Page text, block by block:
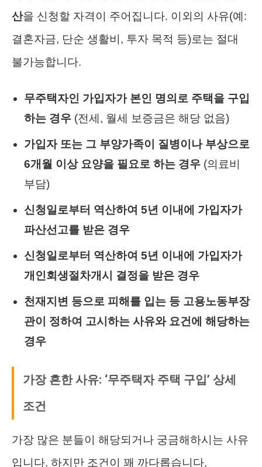
산을 신청할 자격이 주어집니다. 이외의 사유(예:
결혼자금, 단순 생활비, 투자 목적 등)로는 절대
불가능합니다.
무주택자인 가입자가 본인 명의로 주택을 구입
하는 경우 (전세, 월세 보증금은 해당 없음)
가입자 또는 그 부양가족이 질병이나 부상으로
6개월 이상 요양을 필요로 하는 경우 (의료비
부담)
신청일로부터 역산하여 5년 이내에 가입자가
파산선고를 받은 경우
신청일로부터 역산하여 5년 이내에 가입자가
개인회생절차개시 결정을 받은 경우
천재지변 등으로 피해를 입는 등 고용노동부장
관이 정하여 고시하는 사유와 요건에 해당하는
경우
가장 흔한 사유: ‘무주택자 주택 구입’ 상세
조건
가장 많은 분들이 해당되거나 궁금해하시는 사유
입니다. 하지만 조건이 꽤 까다롭습니다.